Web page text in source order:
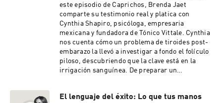
este episodio de Caprichos, Brenda Jaet
comparte su testimonio real y platica con
Cynthia Shapiro, psicóloga, empresaria
mexicana y fundadora de Tónico Vittale. Cynthia
nos cuenta cómo un problema de tiroides post-
embarazo la llevó a investigar a fondo el folículo
piloso, descubriendo que la clave está en la
irrigación sanguínea. De preparar un
en los principales marketplaces. Una
El lenguaje del éxito: Lo que tus manos